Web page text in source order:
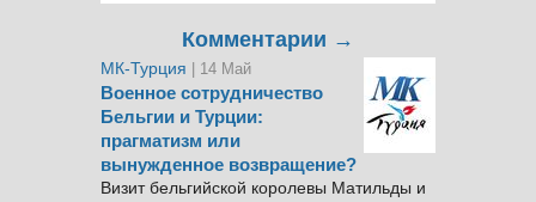
Комментарии →
МК-Турция | 14 Май
Военное сотрудничество
Бельгии и Турции:
прагматизм или
вынужденное возвращение?
Визит бельгийской королевы Матильды и